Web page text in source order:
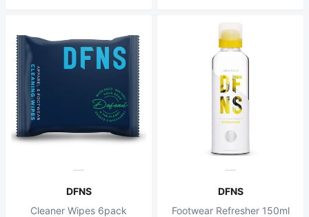
DFNS
Cleaner Wipes 6pack
DFNS
Footwear Refresher 150ml